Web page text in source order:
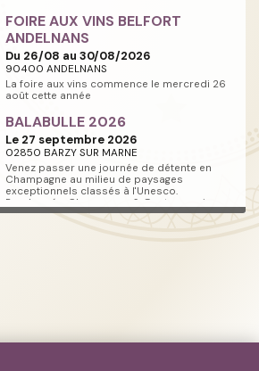
FOIRE AUX VINS BELFORT
ANDELNANS
Du 26/08 au 30/08/2026
90400 ANDELNANS
La foire aux vins commence le mercredi 26
août cette année
BALABULLE 2026
Le 27 septembre 2026
02850 BARZY SUR MARNE
Venez passer une journée de détente en
Champagne au milieu de paysages
exceptionnels classés à l'Unesco.
Randonnée, Champagne & Gastronomie au
RDV.